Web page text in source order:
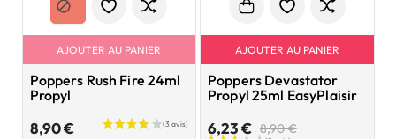
AJOUTER AU PANIER
Poppers Rush Fire 24ml
Propyl
8,90 €Prix
AJOUTER AU PANIER
Poppers Devastator
Propyl 25ml EasyPlaisir
6,23 € 8,90 €